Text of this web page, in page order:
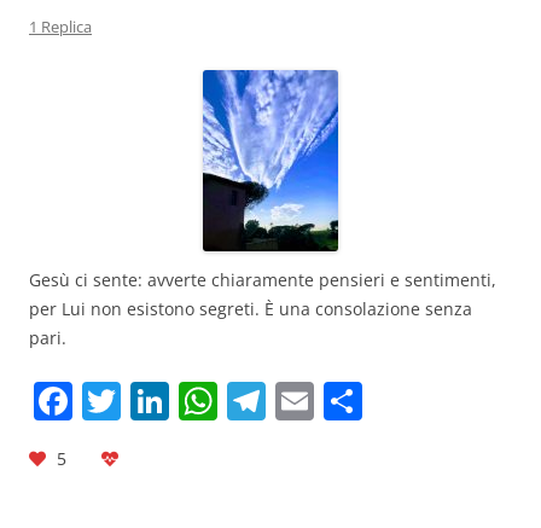
1 Replica
Gesù ci sente: avverte chiaramente pensieri e sentimenti,
per Lui non esistono segreti. È una consolazione senza
pari.
F T Li W T E
5